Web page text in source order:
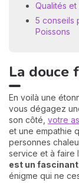
Qualités
5 conseils
Poissons
La douce
En voilà une
vous dégagez
son côté, votre
et une empathie
personnes
service et à faire
est un
énigme qui ne